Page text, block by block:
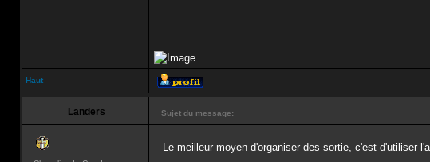
Haut
Landers Sujet du message:
Le meilleur moyen d'organiser des sortie, c'est d'utiliser